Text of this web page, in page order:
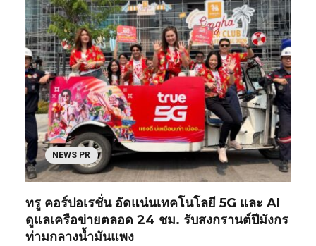
NEWS PR
ทรู คอร์ปอเรชั่น อัดแน่นเทคโนโลยี 5G และ AI
ดูแลเครือข่ายตลอด 24 ชม. รับสงกรานต์ปีมังกร
ท่ามกลางน้ำมันแพง